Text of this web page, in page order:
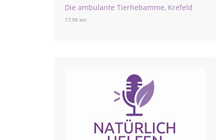
Die ambulante Tierhebamme, Krefeld
17,98 km